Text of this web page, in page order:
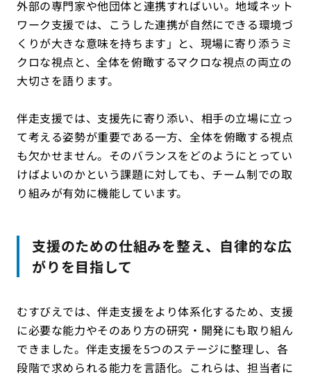
外部の専門家や他団体と連携すればいい。地域ネット
ワーク支援では、こうした連携が自然にできる環境づ
くりが大きな意味を持ちます」と、現場に寄り添うミ
クロな視点と、全体を俯瞰するマクロな視点の両立の
大切さを語ります。
伴走支援では、支援先に寄り添い、相手の立場に立っ
て考える姿勢が重要である一方、全体を俯瞰する視点
も欠かせません。そのバランスをどのようにとってい
けばよいのかという課題に対しても、チーム制での取
り組みが有効に機能しています。
支援のための仕組みを整え、自律的な広
がりを目指して
むすびえでは、伴走支援をより体系化するため、支援
に必要な能力やそのあり方の研究・開発にも取り組ん
できました。伴走支援を5つのステージに整理し、各
段階で求められる能力を言語化。これらは、担当者に